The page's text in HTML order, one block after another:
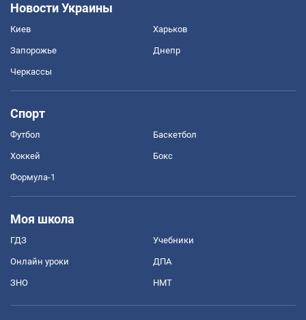
Новости Украины
Киев Харьков
Запорожье Днепр
Черкассы
Спорт
Футбол Баскетбол
Хоккей Бокс
Формула-1
Моя школа
ГДЗ Учебники
Онлайн уроки ДПА
ЗНО НМТ